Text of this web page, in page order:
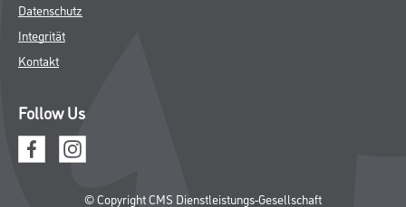
Datenschutz
Integrität
Kontakt
Follow Us
© Copyright CMS Dienstleistungs-Gesellschaft